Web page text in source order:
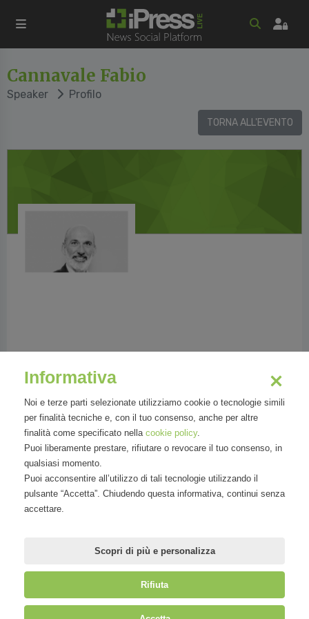
Cannavale Fabio
Speaker Profilo
TORNA ALL'EVENTO
Founder & Chairman at lastminute.com
Fabio Cannavale holds a diploma in
engineering from Politecnico di Milano and
holds an MBA from INSEAD, Fontainebleau,
Mirandola Comunicazione S.r.l.| P.IVA IT09580130962 | Cap. Soc.
Informativa
Noi e terze parti selezionate utilizziamo cookie o tecnologie simili
per finalità tecniche e, con il tuo consenso, anche per altre
finalità come specificato nella cookie policy.
Puoi liberamente prestare, rifiutare o revocare il tuo consenso, in
qualsiasi momento.
Puoi acconsentire all’utilizzo di tali tecnologie utilizzando il
pulsante “Accetta”. Chiudendo questa informativa, continui senza
accettare.
Scopri di più e personalizza
Rifiuta